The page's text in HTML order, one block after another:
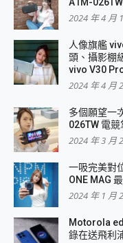
2024 年 4 月
人像旗艦
頭、攝影棚
vivo V30
2024 年 4 月
多個願望一
026TW 電競
2024 年 3 月
一吸完美對
ONE MAG
2024 年 1 月
Motorola
錄在送飛利